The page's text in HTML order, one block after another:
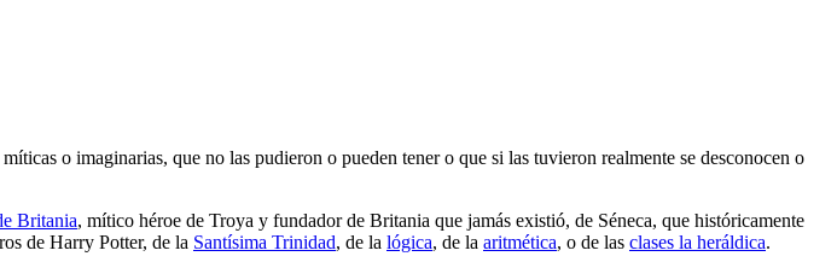
o imaginarias, que no las pudieron o pueden tener o que si las tuvieron realmente se desconocen o
Britania, mítico héroe de Troya y fundador de Britania que jamás existió, de Séneca, que históricamente
de Harry Potter, de la Santísima Trinidad, de la lógica, de la aritmética, o de las clases la heráldica.